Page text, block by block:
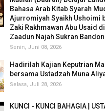
Bahasa Arab Kitab Syarah
Ajurromiyah Syaikh Ushoimi
Zaki Rakhmawan Abu Usaid
Zaadun Najah Sukran
Senin, Juni 08, 2026
Hadirilah Kajian Keputrian
bersama Ustadzah Muna
Selasa, Juli 28, 2026
KUNCI - KUNCI BAHAGIA |